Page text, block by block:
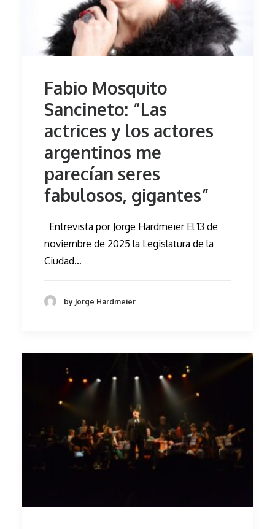
Fabio Mosquito
Sancineto: “Las
actrices y los actores
argentinos me
parecían seres
fabulosos, gigantes”
Entrevista por Jorge Hardmeier El 13 de
noviembre de 2025 la Legislatura de la
Ciudad…
by Jorge Hardmeier